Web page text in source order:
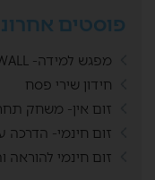
פוסטים
מפגש למידה- WORDWALL
חידון שירי פסח
זום אין- משחק
זום חינמי-
זום חינמי